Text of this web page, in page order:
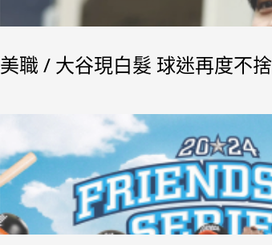
美職 / 大谷現白髮 球迷再度不捨